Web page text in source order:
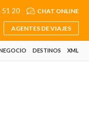
51 20 CHAT ONLINE
AGENTES DE VIAJES
DESTINOS XML